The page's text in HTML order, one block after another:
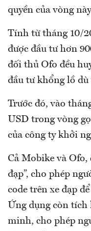
quyền của vòng
Tính từ tháng 10/
được đầu tư hơn
đối thủ Ofo đều
đầu tư khổng lồ
Trước đó, vào
USD trong vòng
của công ty khởi
Cả Mobike và Ofo,
đạp”, cho phép
code trên xe đạp
Ứng dụng còn
minh, cho phép